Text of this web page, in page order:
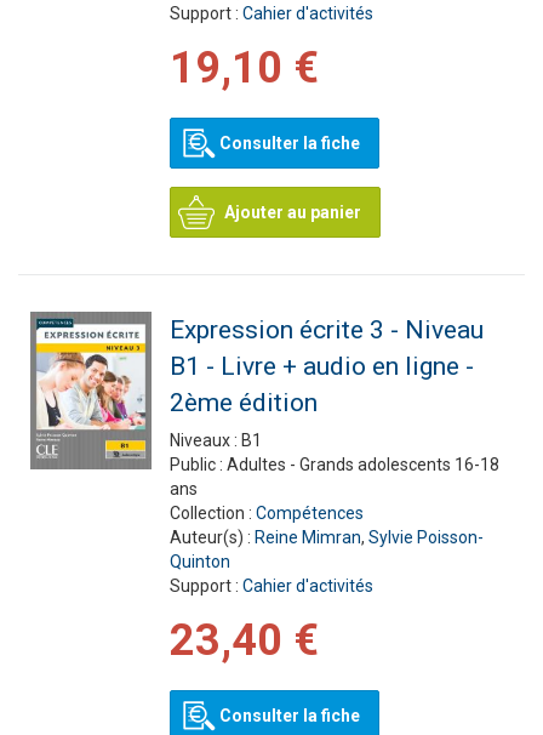
Support : Cahier d'activités
19,10 €
Consulter la fiche
Ajouter au panier
Expression écrite 3 - Niveau
B1 - Livre + audio en ligne -
2ème édition
Niveaux : B1
Public : Adultes - Grands adolescents 16-18
ans
Collection : Compétences
Auteur(s) : Reine Mimran, Sylvie Poisson-
Quinton
Support : Cahier d'activités
23,40 €
Consulter la fiche